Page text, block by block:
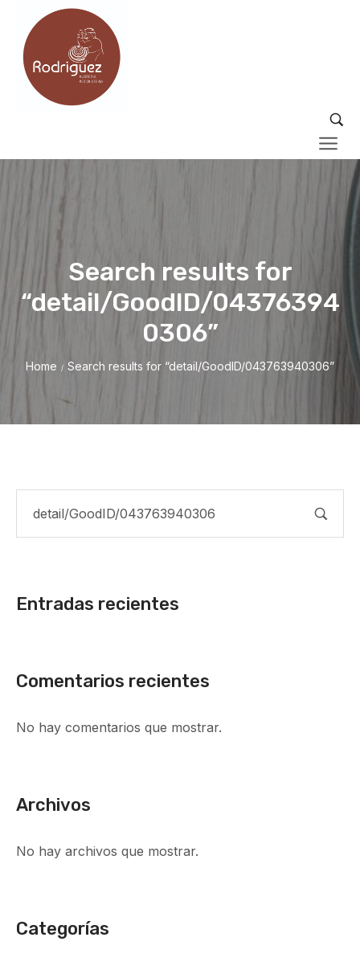
Search results for
“detail/GoodID/04376394
0306”
Home / Search results for “detail/GoodID/043763940306”
Entradas recientes
Comentarios recientes
No hay comentarios que mostrar.
Archivos
No hay archivos que mostrar.
Categorías